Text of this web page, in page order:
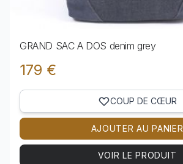
GRAND SAC A DOS denim grey
179 €
COUP DE CŒUR
AJOUTER AU PANIER
VOIR LE PRODUIT